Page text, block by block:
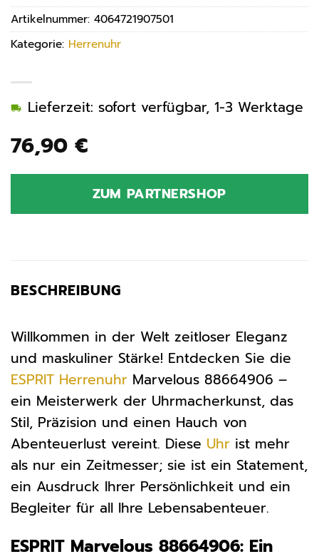
76,90 €
Lieferzeit: sofort verfügbar, 1-3 Werktage
ZUM PARTNERSHOP
Artikelnummer: 4064721907501
Kategorie: Herrenuhr
BESCHREIBUNG
Willkommen in der Welt zeitloser Eleganz
und maskuliner Stärke! Entdecken Sie die
ESPRIT Herrenuhr Marvelous 88664906 –
ein Meisterwerk der Uhrmacherkunst, das
Stil, Präzision und einen Hauch von
Abenteuerlust vereint. Diese Uhr ist mehr
als nur ein Zeitmesser; sie ist ein Statement,
ein Ausdruck Ihrer Persönlichkeit und ein
Begleiter für all Ihre Lebensabenteuer.
ESPRIT Marvelous 88664906: Ein